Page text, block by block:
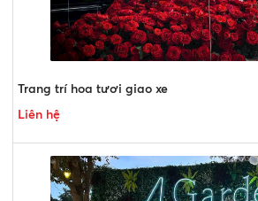
Trang trí hoa tươi giao xe
Liên hệ